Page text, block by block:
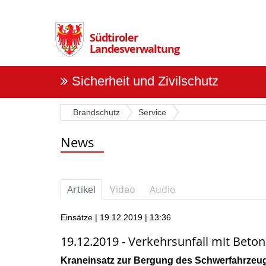
Südtiroler
Landesverwaltung
Sicherheit und Zivilschutz
Brandschutz Service
News
Artikel Video Audio
Einsätze | 19.12.2019 | 13:36
19.12.2019 - Verkehrsunfall mit
Kraneinsatz zur Bergung des